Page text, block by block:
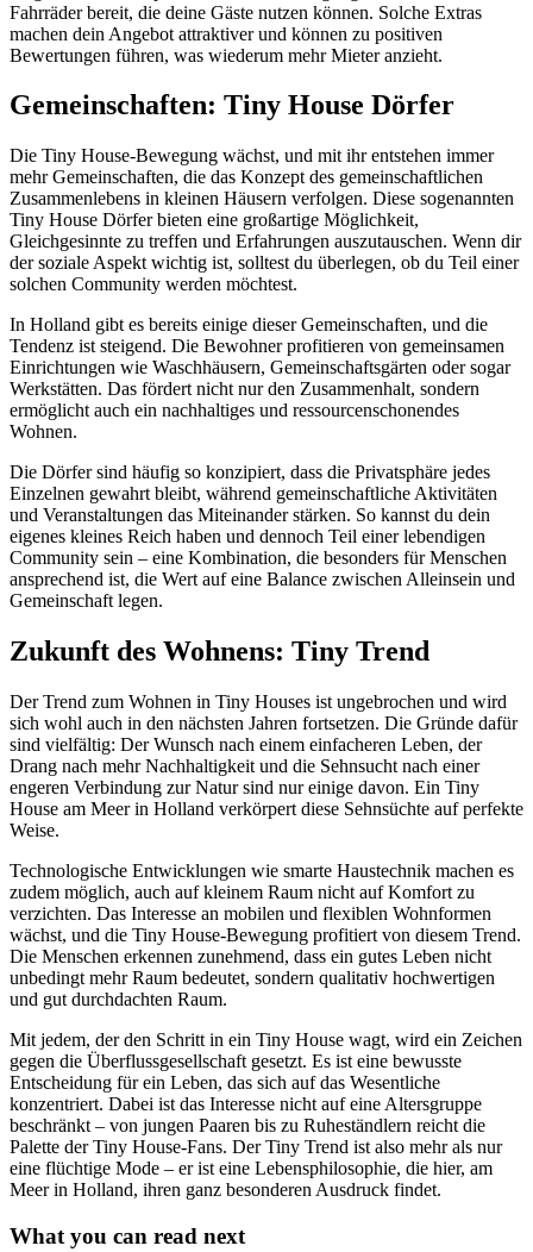
Fahrräder bereit, die deine Gäste nutzen können. Solche Extras
machen dein Angebot attraktiver und können zu positiven
Bewertungen führen, was wiederum mehr Mieter anzieht.
Gemeinschaften: Tiny House Dörfer
Die Tiny House-Bewegung wächst, und mit ihr entstehen immer
mehr Gemeinschaften, die das Konzept des gemeinschaftlichen
Zusammenlebens in kleinen Häusern verfolgen. Diese sogenannten
Tiny House Dörfer bieten eine großartige Möglichkeit,
Gleichgesinnte zu treffen und Erfahrungen auszutauschen. Wenn dir
der soziale Aspekt wichtig ist, solltest du überlegen, ob du Teil einer
solchen Community werden möchtest.
In Holland gibt es bereits einige dieser Gemeinschaften, und die
Tendenz ist steigend. Die Bewohner profitieren von gemeinsamen
Einrichtungen wie Waschhäusern, Gemeinschaftsgärten oder sogar
Werkstätten. Das fördert nicht nur den Zusammenhalt, sondern
ermöglicht auch ein nachhaltiges und ressourcenschonendes
Wohnen.
Die Dörfer sind häufig so konzipiert, dass die Privatsphäre jedes
Einzelnen gewahrt bleibt, während gemeinschaftliche Aktivitäten
und Veranstaltungen das Miteinander stärken. So kannst du dein
eigenes kleines Reich haben und dennoch Teil einer lebendigen
Community sein – eine Kombination, die besonders für Menschen
ansprechend ist, die Wert auf eine Balance zwischen Alleinsein und
Gemeinschaft legen.
Zukunft des Wohnens: Tiny Trend
Der Trend zum Wohnen in Tiny Houses ist ungebrochen und wird
sich wohl auch in den nächsten Jahren fortsetzen. Die Gründe dafür
sind vielfältig: Der Wunsch nach einem einfacheren Leben, der
Drang nach mehr Nachhaltigkeit und die Sehnsucht nach einer
engeren Verbindung zur Natur sind nur einige davon. Ein Tiny
House am Meer in Holland verkörpert diese Sehnsüchte auf perfekte
Weise.
Technologische Entwicklungen wie smarte Haustechnik machen es
zudem möglich, auch auf kleinem Raum nicht auf Komfort zu
verzichten. Das Interesse an mobilen und flexiblen Wohnformen
wächst, und die Tiny House-Bewegung profitiert von diesem Trend.
Die Menschen erkennen zunehmend, dass ein gutes Leben nicht
unbedingt mehr Raum bedeutet, sondern qualitativ hochwertigen
und gut durchdachten Raum.
Mit jedem, der den Schritt in ein Tiny House wagt, wird ein Zeichen
gegen die Überflussgesellschaft gesetzt. Es ist eine bewusste
Entscheidung für ein Leben, das sich auf das Wesentliche
konzentriert. Dabei ist das Interesse nicht auf eine Altersgruppe
beschränkt – von jungen Paaren bis zu Ruheständlern reicht die
Palette der Tiny House-Fans. Der Tiny Trend ist also mehr als nur
eine flüchtige Mode – er ist eine Lebensphilosophie, die hier, am
Meer in Holland, ihren ganz besonderen Ausdruck findet.
What you can read next